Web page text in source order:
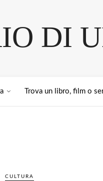
DI
Trova un libro, film o
CULTURA